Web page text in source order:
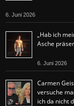
6. Juni 2026
„Hab ich
Asche
6. Juni 2026
Carmen
versuche
ich da nicht